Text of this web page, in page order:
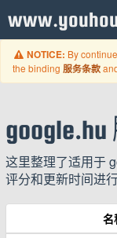
NOTICE: By
the binding 服务条款
这里整理了适用于
评分和更新时间进行
名